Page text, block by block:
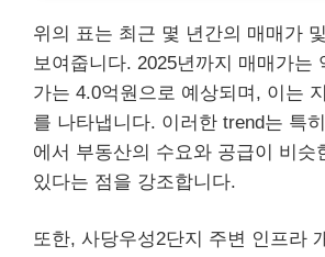
위의 표는 최근 몇 년간의 매매가
보여줍니다. 2025년까지 매매가는
가는 4.0억원으로 예상되며, 이는
를 나타냅니다. 이러한 trend는 특
에서 부동산의 수요와 공급이 비슷
있다는 점을 강조합니다.
또한, 사당우성2단지 주변 인프라